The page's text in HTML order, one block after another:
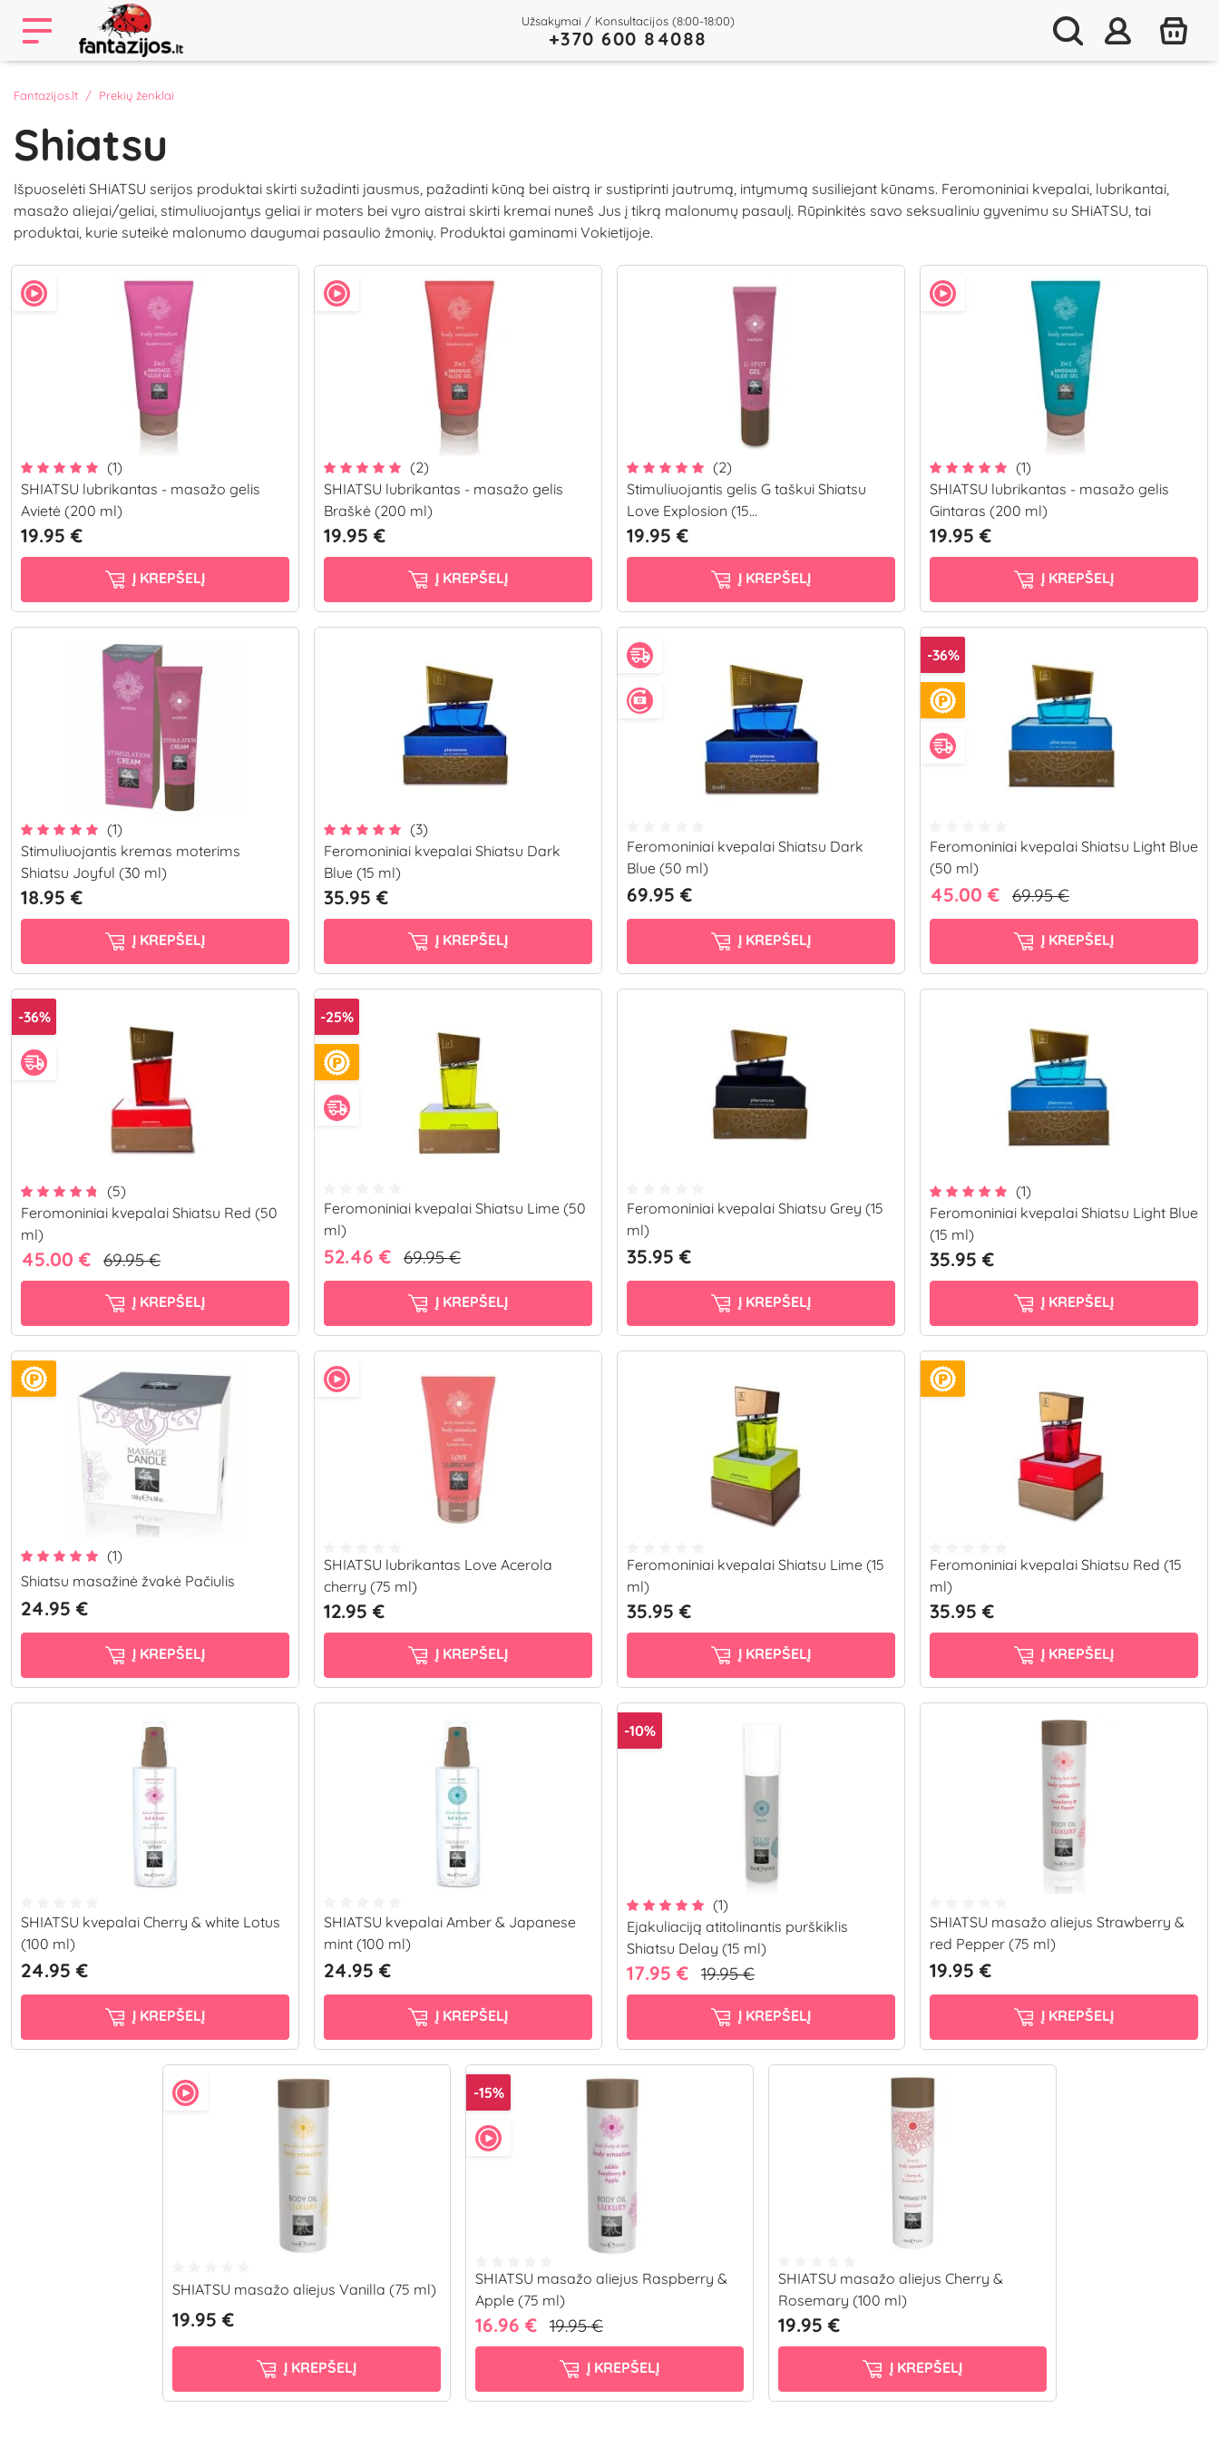
Užsakymai / Konsultacijos (8:00-18:00)
+370 600 84088
Fantazijos.lt Prekių ženklai
Shiatsu
Išpuoselėti SHiATSU serijos produktai skirti sužadinti jausmus, pažadinti kūną bei aistrą ir sustiprinti jautrumą, intymumą susiliejant kūnams. Feromoniniai kvepalai, lubrikantai,
masažo aliejai/geliai, stimuliuojantys geliai ir moters bei vyro aistrai skirti kremai nuneš Jus į tikrą malonumų pasaulį. Rūpinkitės savo seksualiniu gyvenimu su SHiATSU, tai
produktai, kurie suteikė malonumo daugumai pasaulio žmonių. Produktai gaminami Vokietijoje.
(1)
SHIATSU lubrikantas - masažo gelis
Avietė (200 ml)
19.95 €
Į KREPŠELĮ
(2)
SHIATSU lubrikantas - masažo gelis
Braškė (200 ml)
19.95 €
Į KREPŠELĮ
(2)
Stimuliuojantis gelis G taškui Shiatsu
Love Explosion (15...
19.95 €
Į KREPŠELĮ
(1)
SHIATSU lubrikantas - masažo gelis
Gintaras (200 ml)
19.95 €
Į KREPŠELĮ
(1)
Stimuliuojantis kremas moterims
Shiatsu Joyful (30 ml)
18.95 €
Į KREPŠELĮ
(3)
Feromoniniai kvepalai Shiatsu Dark
Blue (15 ml)
35.95 €
Į KREPŠELĮ
Feromoniniai kvepalai Shiatsu Dark
Blue (50 ml)
69.95 €
Į KREPŠELĮ
-36%
Feromoniniai kvepalai Shiatsu Light Blue
(50 ml)
45.00 € 69.95 €
Į KREPŠELĮ
-36%
(5)
Feromoniniai kvepalai Shiatsu Red (50
ml)
45.00 € 69.95 €
Į KREPŠELĮ
-25%
Feromoniniai kvepalai Shiatsu Lime (50
ml)
52.46 € 69.95 €
Į KREPŠELĮ
Feromoniniai kvepalai Shiatsu Grey (15
ml)
35.95 €
Į KREPŠELĮ
(1)
Feromoniniai kvepalai Shiatsu Light Blue
(15 ml)
35.95 €
Į KREPŠELĮ
(1)
Shiatsu masažinė žvakė Pačiulis
24.95 €
Į KREPŠELĮ
SHIATSU lubrikantas Love Acerola
cherry (75 ml)
12.95 €
Į KREPŠELĮ
Feromoniniai kvepalai Shiatsu Lime (15
ml)
35.95 €
Į KREPŠELĮ
Feromoniniai kvepalai Shiatsu Red (15
ml)
35.95 €
Į KREPŠELĮ
SHIATSU kvepalai Cherry & white Lotus
(100 ml)
24.95 €
Į KREPŠELĮ
SHIATSU kvepalai Amber & Japanese
mint (100 ml)
24.95 €
Į KREPŠELĮ
-10%
(1)
Ejakuliaciją atitolinantis purškiklis
Shiatsu Delay (15 ml)
17.95 € 19.95 €
Į KREPŠELĮ
SHIATSU masažo aliejus Strawberry &
red Pepper (75 ml)
19.95 €
Į KREPŠELĮ
SHIATSU masažo aliejus Vanilla (75 ml)
19.95 €
Į KREPŠELĮ
-15%
SHIATSU masažo aliejus Raspberry &
Apple (75 ml)
16.96 € 19.95 €
Į KREPŠELĮ
SHIATSU masažo aliejus Cherry &
Rosemary (100 ml)
19.95 €
Į KREPŠELĮ